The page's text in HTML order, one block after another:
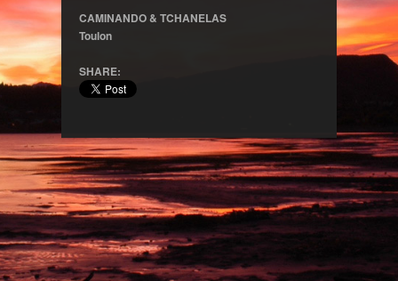
CAMINANDO & TCHANELAS
Toulon
SHARE: